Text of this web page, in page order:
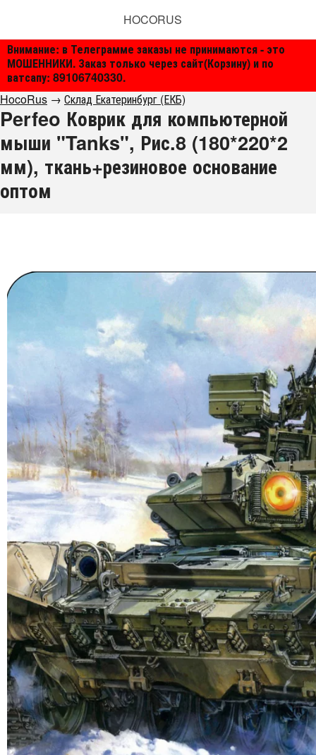
Внимание: в Телеграмме заказы не принимаются - это
МОШЕННИКИ. Заказ только через сайт(Корзину) и по
ватсапу: 89106740330.
HOCORUS
HocoRus → Склад Екатеринбург (ЕКБ)
Perfeo Коврик для компьютерной
мыши "Tanks", Рис.8 (180*220*2
мм), ткань+резиновое основание
оптом